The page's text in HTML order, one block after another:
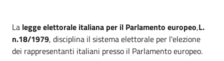
La legge elettorale italiana per il Parlamento europeo,L.
n.18/1979, disciplina il sistema elettorale per l'elezione
dei rappresentanti italiani presso il Parlamento europeo.